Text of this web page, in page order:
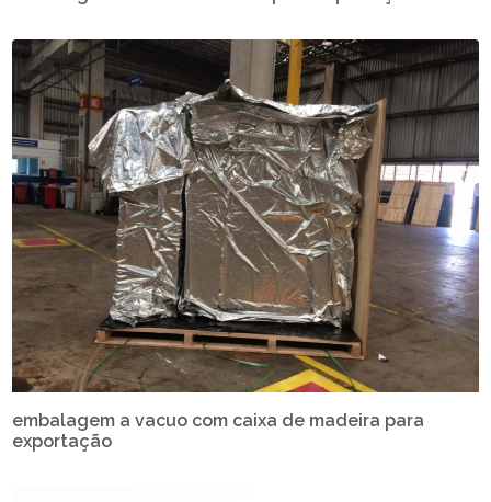
embalagem a vacuo com caixa de madeira para
exportação